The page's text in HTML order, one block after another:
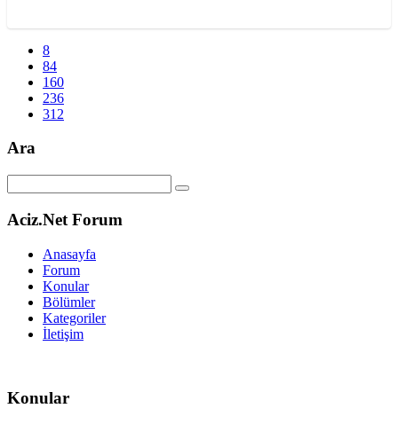
8
84
160
236
312
Ara
Aciz.Net Forum
Anasayfa
Forum
Konular
Bölümler
Kategoriler
İletişim
Konular